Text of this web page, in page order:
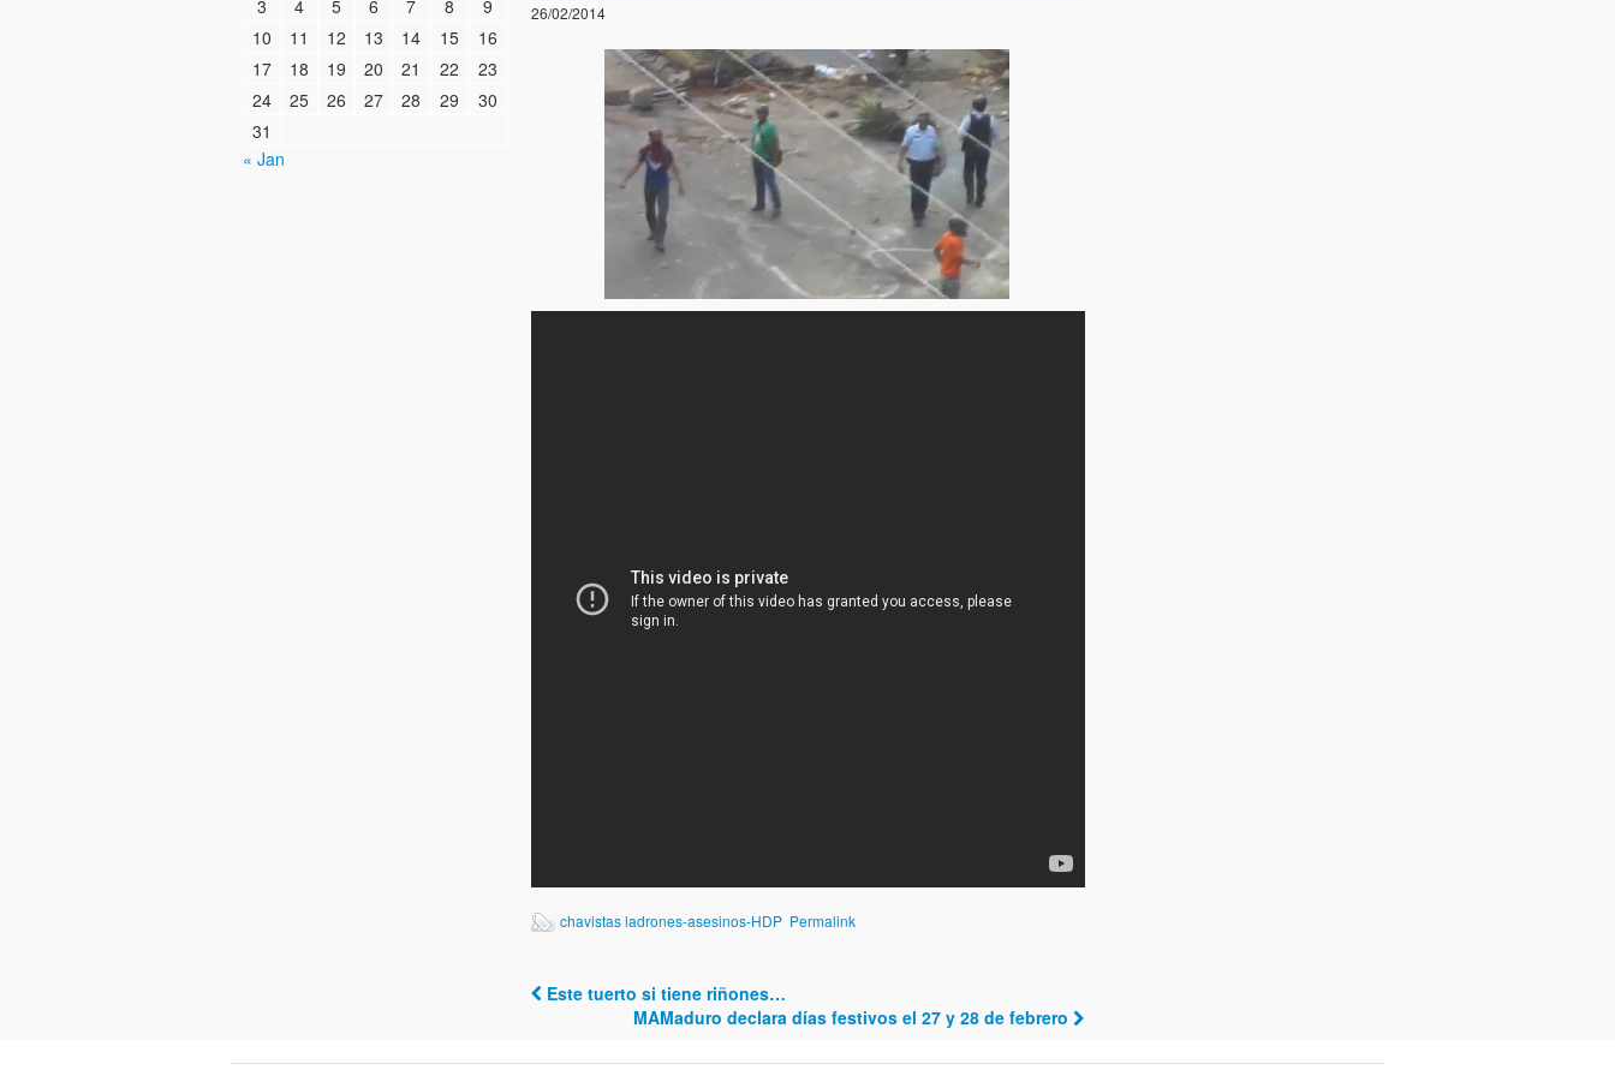
26/02/2014
chavistas ladrones-asesinos-HDP Permalink
Post navigation
Este tuerto si tiene riñones…
MAMaduro declara días festivos el 27 y 28 de febrero
3
4 5 6 7 8
9
10
11 12 13 14 15
16
17
18 19 20 21 22
23
24
25 26 27 28 29
30
31
« Jan